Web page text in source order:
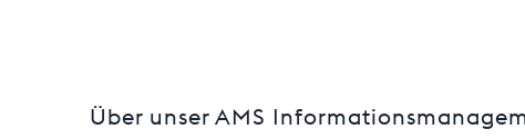
Über unser AMS